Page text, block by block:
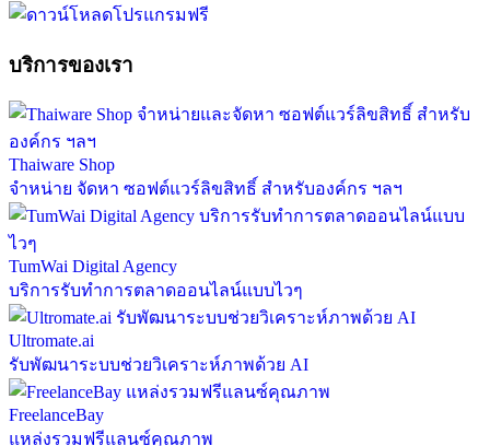
บริการของเรา
Thaiware Shop
จำหน่าย จัดหา ซอฟต์แวร์ลิขสิทธิ์ สำหรับองค์กร ฯลฯ
TumWai Digital Agency
บริการรับทำการตลาดออนไลน์แบบไวๆ
Ultromate.ai
รับพัฒนาระบบช่วยวิเคราะห์ภาพด้วย AI
FreelanceBay
แหล่งรวมฟรีแลนซ์คุณภาพ